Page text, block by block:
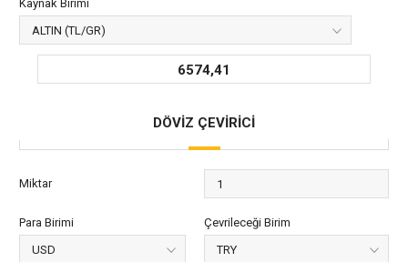
Kaynak Birimi
6574,41
DÖVİZ ÇEVİRİCİ
Miktar
Para Birimi Çevrileceği Birim